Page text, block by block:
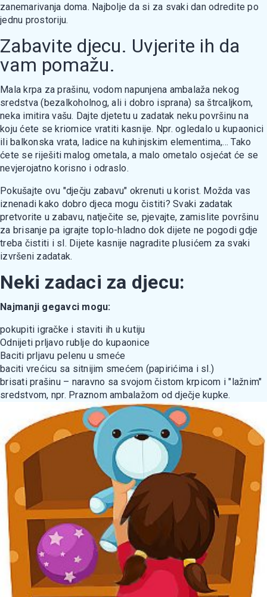
zanemarivanja doma. Najbolje da si za svaki dan odredite po
jednu prostoriju.
Zabavite djecu. Uvjerite ih da
vam pomažu.
Mala krpa za prašinu, vodom napunjena ambalaža nekog
sredstva (bezalkoholnog, ali i dobro isprana) sa štrcaljkom,
neka imitira vašu. Dajte djetetu u zadatak neku površinu na
koju ćete se kriomice vratiti kasnije. Npr. ogledalo u kupaonici
ili balkonska vrata, ladice na kuhinjskim elementima,... Tako
ćete se riješiti malog ometala, a malo ometalo osjećat će se
nevjerojatno korisno i odraslo.
Pokušajte ovu "dječju zabavu" okrenuti u korist. Možda vas
iznenadi kako dobro djeca mogu čistiti? Svaki zadatak
pretvorite u zabavu, natječite se, pjevajte, zamislite površinu
za brisanje pa igrajte toplo-hladno dok dijete ne pogodi gdje
treba čistiti i sl. Dijete kasnije nagradite plusićem za svaki
izvršeni zadatak.
Neki zadaci za djecu:
Najmanji gegavci mogu:
pokupiti igračke i staviti ih u kutiju
Odnijeti prljavo rublje do kupaonice
Baciti prljavu pelenu u smeće
baciti vrećicu sa sitnijim smećem (papirićima i sl.)
brisati prašinu – naravno sa svojom čistom krpicom i "lažnim"
sredstvom, npr. Praznom ambalažom od dječje kupke.